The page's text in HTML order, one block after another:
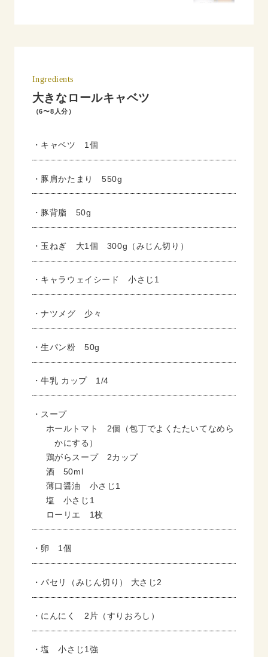
Ingredients
大きなロールキャベツ
（6〜8人分）
・キャベツ 1個
・豚肩かたまり 550g
・豚背脂 50g
・玉ねぎ 大1個 300g（みじん切り）
・キャラウェイシード 小さじ1
・ナツメグ 少々
・生パン粉 50g
・牛乳 カップ 1/4
・スープ
ホールトマト 2個（包丁でよくたたいてなめら
かにする）
鶏がらスープ 2カップ
酒 50ml
薄口醤油 小さじ1
塩 小さじ1
ローリエ 1枚
・卵 1個
・パセリ（みじん切り） 大さじ2
・にんにく 2片（すりおろし）
・塩 小さじ1強